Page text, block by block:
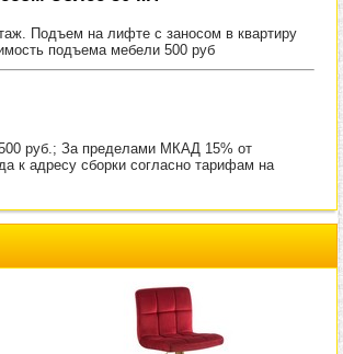
Подъем на лифте с заносом в квартиру
подъема мебели 500 руб
руб.; За пределами МКАД 15% от
к адресу сборки согласно тарифам на